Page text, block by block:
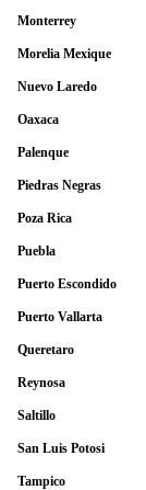
Monterrey
Morelia Mexique
Nuevo Laredo
Oaxaca
Palenque
Piedras Negras
Poza Rica
Puebla
Puerto Escondido
Puerto Vallarta
Queretaro
Reynosa
Saltillo
San Luis Potosi
Tampico